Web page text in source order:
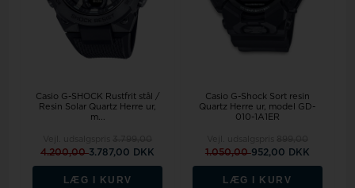
Casio G-SHOCK Rustfrit stål /
Resin Solar Quartz Herre ur,
m...
4.200,003.787,00 DKK
LÆG I KURV
Casio G-Shock Sort resin
Quartz Herre ur, model GD-
010-1A1ER
1.050,00952,00 DKK
LÆG I KURV